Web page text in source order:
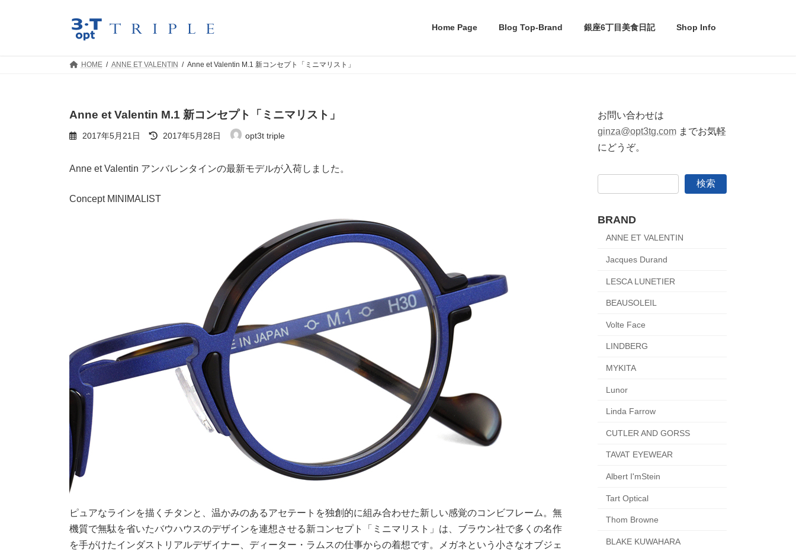
Home Page Blog Top-Brand 銀座6丁目美食日記 Shop Info
HOME ANNE ET VALENTIN Anne et Valentin M.1 新コンセプト「ミニマリスト」
Anne et Valentin M.1 新コンセプト「ミニマリスト」
2017年5月21日
最
終
新
日
2017年5月28日 opt3t triple
Anne et Valentin アンバレンタインの最新モデルが入荷しました。
Concept MINIMALIST
ピュアなラインを描くチタンと、温かみのあるアセテートを独創的に組み合わせた新しい感覚のコンビフレーム。無
機質で無駄を省いたバウハウスのデザインを連想させる新コンセプト「ミニマリスト」は、ブラウン社で多くの名作
を手がけたインダストリアルデザイナー、ディーター・ラムスの仕事からの着想です。メガネという小さなオブジェ
お問い合わせは
ginza@opt3tg.comまでお気軽
にどうぞ。
検索
BRAND
ANNE ET VALENTIN
Jacques Durand
LESCA LUNETIER
BEAUSOLEIL
Volte Face
LINDBERG
MYKITA
Lunor
Linda Farrow
CUTLER AND GORSS
TAVAT EYEWEAR
Albert I'mStein
Tart Optical
Thom Browne
BLAKE KUWAHARA